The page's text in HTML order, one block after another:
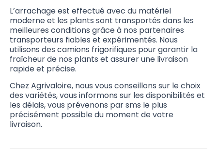
L’arrachage est effectué avec du matériel
moderne et les plants sont transportés dans les
meilleures conditions grâce à nos partenaires
transporteurs fiables et expérimentés. Nous
utilisons des camions frigorifiques pour garantir la
fraîcheur de nos plants et assurer une livraison
rapide et précise.
Chez Agrivaloire, nous vous conseillons sur le choix
des variétés, vous informons sur les disponibilités et
les délais, vous prévenons par sms le plus
précisément possible du moment de votre
livraison.